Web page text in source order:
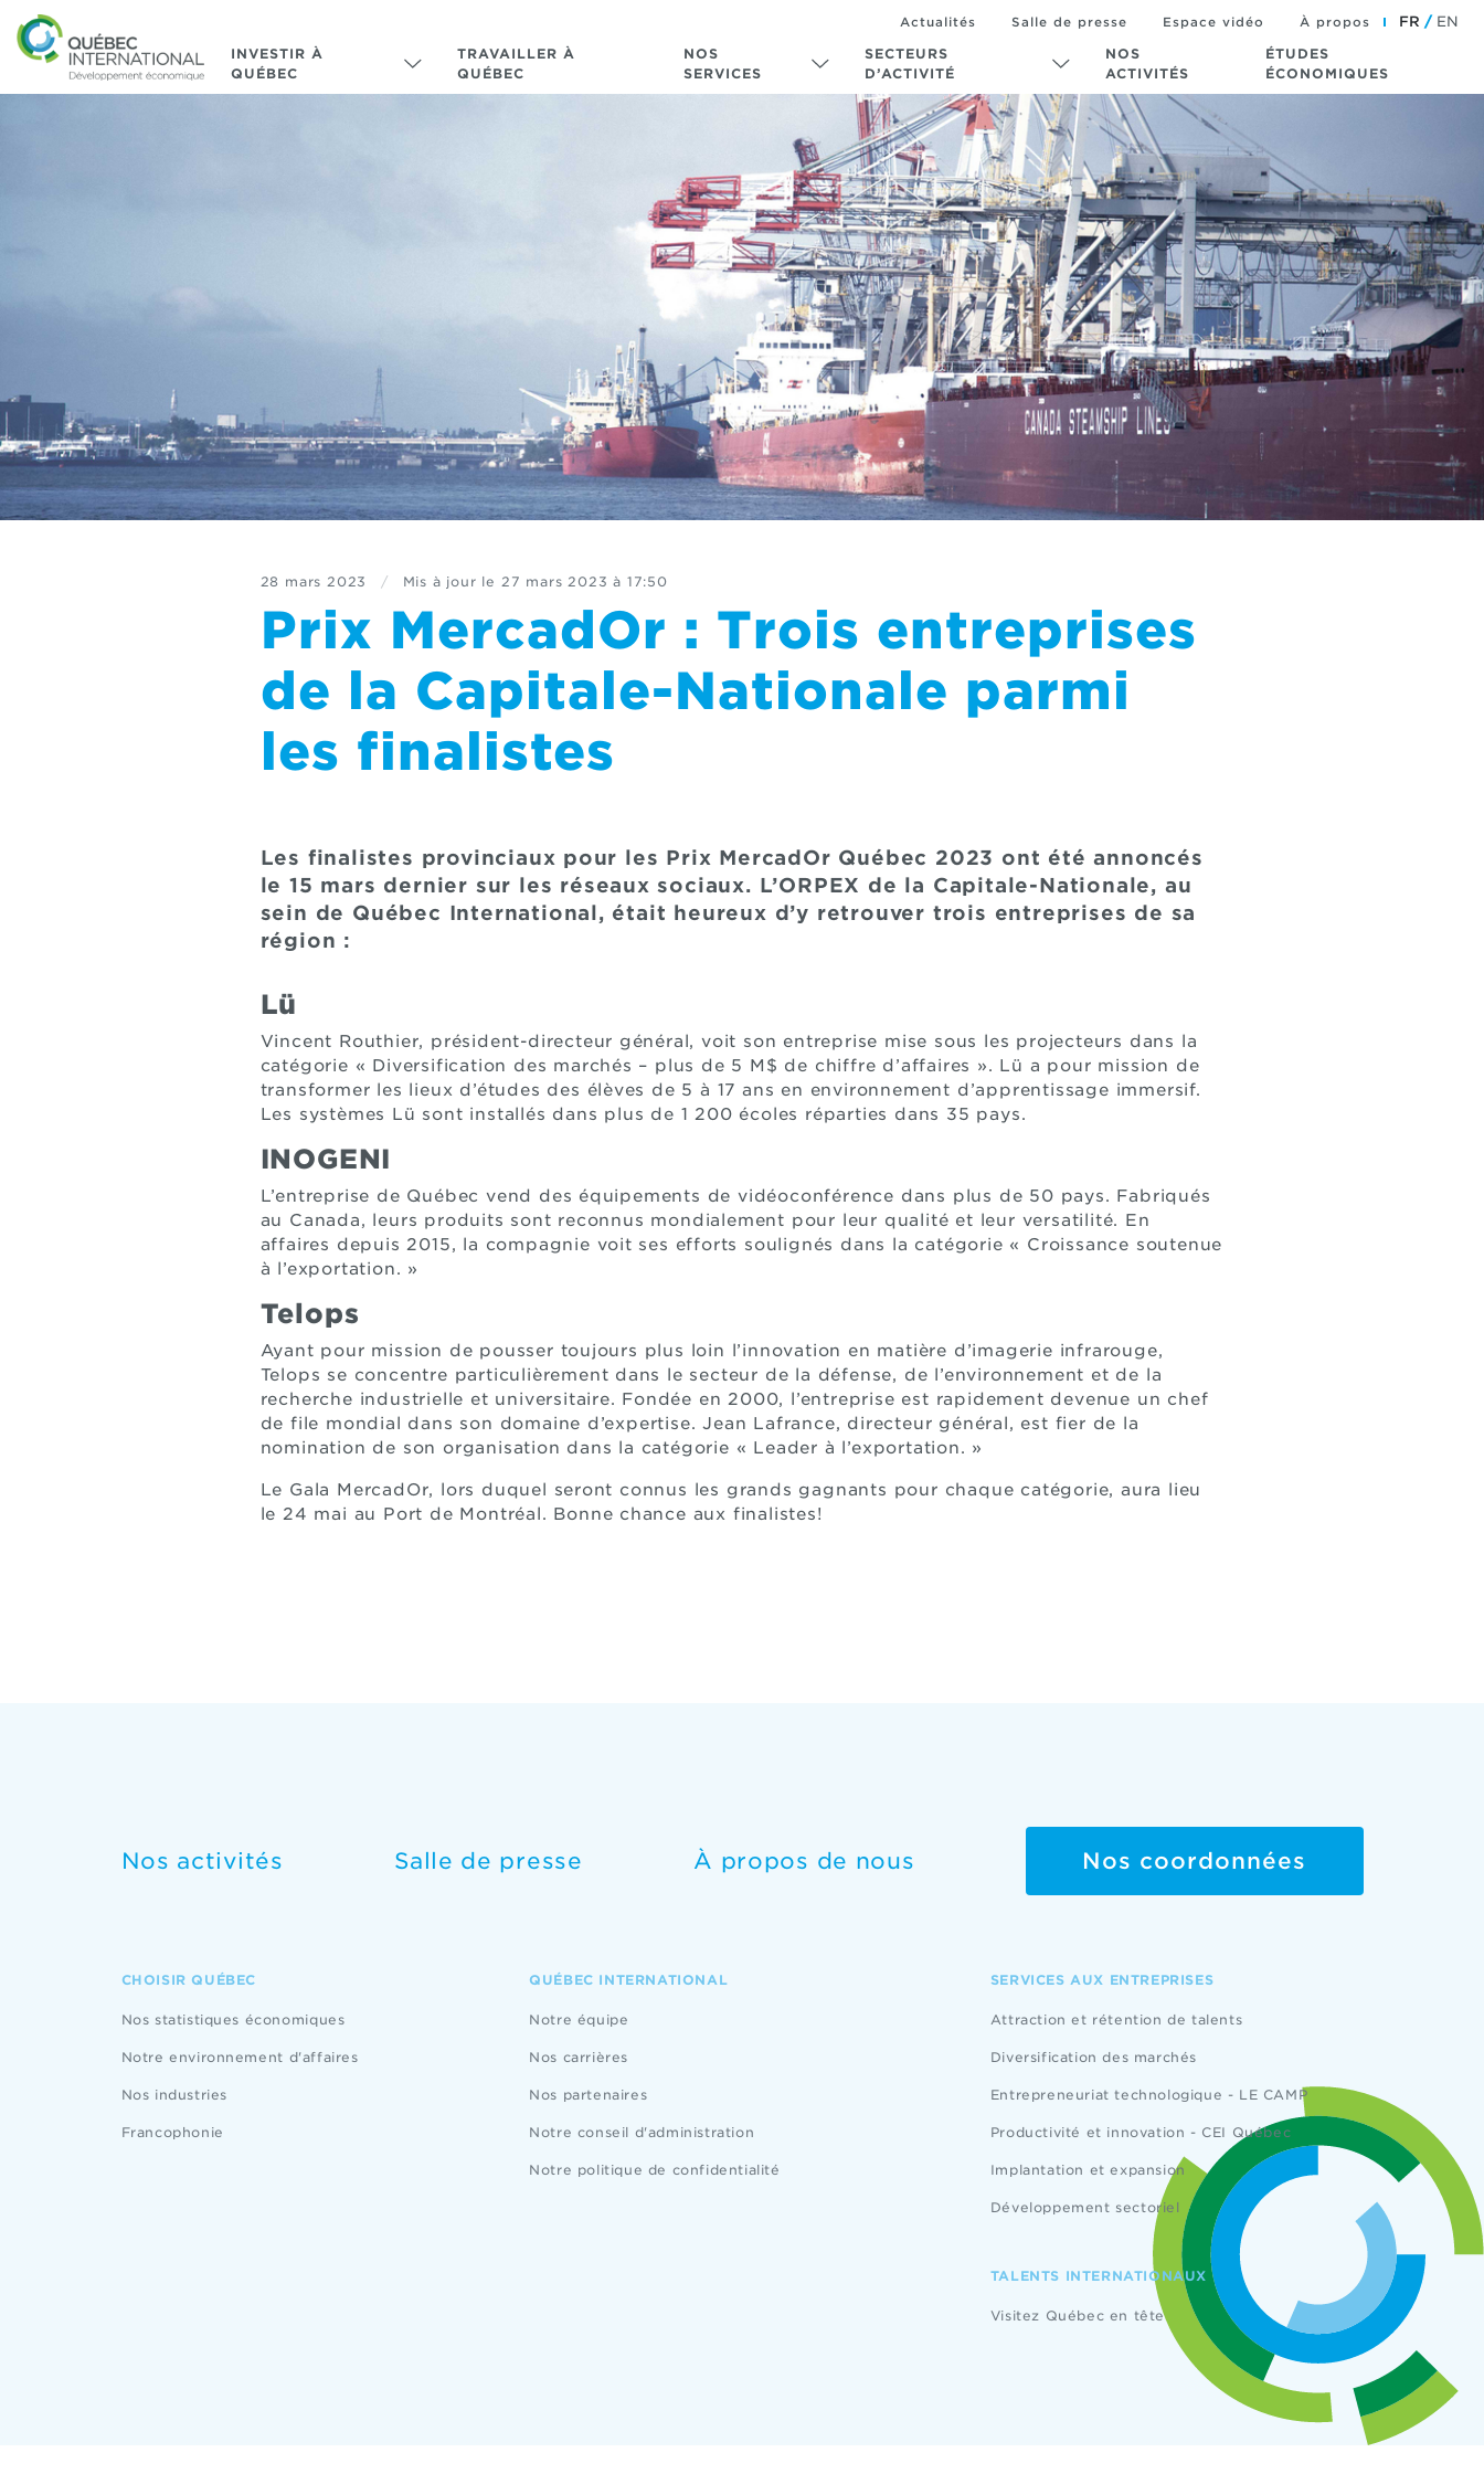
INVESTIR À
QUÉBEC
TRAVAILLER À
QUÉBEC
NOS
SERVICES
SECTEURS
D’ACTIVITÉ
NOS
ACTIVITÉS
ÉTUDES
ÉCONOMIQUES
Actualités Salle de presse Espace vidéo À propos FR EN
28 mars 2023 / Mis à jour le 27 mars 2023 à 17:50
Prix MercadOr : Trois entreprises
de la Capitale-Nationale parmi
les finalistes
Les finalistes provinciaux pour les Prix MercadOr Québec 2023 ont été annoncés
le 15 mars dernier sur les réseaux sociaux. L’ORPEX de la Capitale-Nationale, au
sein de Québec International, était heureux d’y retrouver trois entreprises de sa
région :
Lü
Vincent Routhier, président-directeur général, voit son entreprise mise sous les projecteurs dans la
catégorie « Diversification des marchés – plus de 5 M$ de chiffre d’affaires ». Lü a pour mission de
transformer les lieux d’études des élèves de 5 à 17 ans en environnement d’apprentissage immersif.
Les systèmes Lü sont installés dans plus de 1 200 écoles réparties dans 35 pays.
INOGENI
L’entreprise de Québec vend des équipements de vidéoconférence dans plus de 50 pays. Fabriqués
au Canada, leurs produits sont reconnus mondialement pour leur qualité et leur versatilité. En
affaires depuis 2015, la compagnie voit ses efforts soulignés dans la catégorie « Croissance soutenue
à l’exportation. »
Telops
Ayant pour mission de pousser toujours plus loin l’innovation en matière d’imagerie infrarouge,
Telops se concentre particulièrement dans le secteur de la défense, de l’environnement et de la
recherche industrielle et universitaire. Fondée en 2000, l’entreprise est rapidement devenue un chef
de file mondial dans son domaine d’expertise. Jean Lafrance, directeur général, est fier de la
nomination de son organisation dans la catégorie « Leader à l’exportation. »
Le Gala MercadOr, lors duquel seront connus les grands gagnants pour chaque catégorie, aura lieu
le 24 mai au Port de Montréal. Bonne chance aux finalistes!
Nos activités Salle de presse À propos de nous Nos coordonnées
CHOISIR QUÉBEC
Nos statistiques économiques
Notre environnement d'affaires
Nos industries
Francophonie
QUÉBEC INTERNATIONAL
Notre équipe
Nos carrières
Nos partenaires
Notre conseil d'administration
Notre politique de confidentialité
SERVICES AUX ENTREPRISES
Attraction et rétention de talents
Diversification des marchés
Entrepreneuriat technologique - LE CAMP
Productivité et innovation - CEI Québec
Implantation et expansion
Développement sectoriel
TALENTS INTERNATIONAUX
Visitez Québec en tête